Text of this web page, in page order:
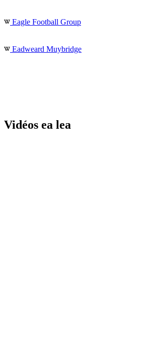
Eagle Football Group
Eadweard Muybridge
Vidéos ea lea